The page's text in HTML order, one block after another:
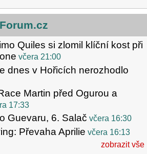
Quiles si zlomil klíční kost při
včera 21:00
dnes v Hořicích nerozhodlo
Martin před Ogurou a
17:33
Guevaru, 6. Salač včera 16:30
Převaha Aprilie včera 16:13
zobrazit vše